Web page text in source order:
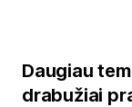
Daugiau
drabužiai